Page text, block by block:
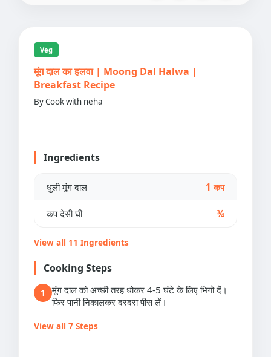
Veg
मूंग दाल का हलवा | Moong Dal Halwa |
Breakfast Recipe
By Cook with neha
Ingredients
धुली मूंग दाल 1 कप
कप देसी घी ¾
View all 11 Ingredients
Cooking Steps
1
मूंग दाल को अच्छी तरह धोकर 4-5 घंटे के लिए भिगो दें।
फिर पानी निकालकर दरदरा पीस लें।
View all 7 Steps